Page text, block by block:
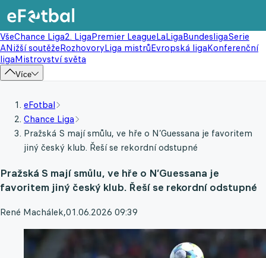
VšeChance Liga2. LigaPremier LeagueLaLigaBundesligaSerie
ANižší soutěžeRozhovoryLiga mistrůEvropská ligaKonferenční
ligaMistrovství světa
Více
eFotbal
Chance Liga
Pražská S mají smůlu, ve hře o N’Guessana je favoritem
jiný český klub. Řeší se rekordní odstupné
Pražská S mají smůlu, ve hře o N’Guessana je
favoritem jiný český klub. Řeší se rekordní odstupné
René Machálek,01.06.2026 09:39